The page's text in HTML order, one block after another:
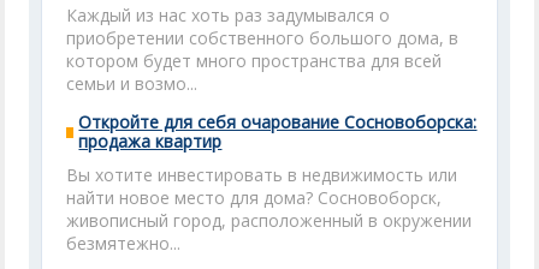
Каждый из нас хоть раз задумывался о
приобретении собственного большого дома, в
котором будет много пространства для всей
семьи и возмо...
Откройте для себя очарование Сосновоборска:
продажа квартир
Вы хотите инвестировать в недвижимость или
найти новое место для дома? Сосновоборск,
живописный город, расположенный в окружении
безмятежно...